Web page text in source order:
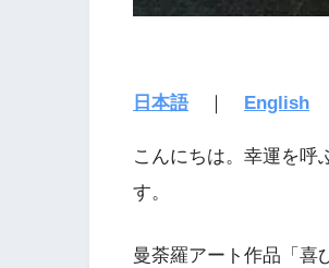
日本語 ｜ English
こんにちは。幸運を呼
す。
曼荼羅アート作品「喜